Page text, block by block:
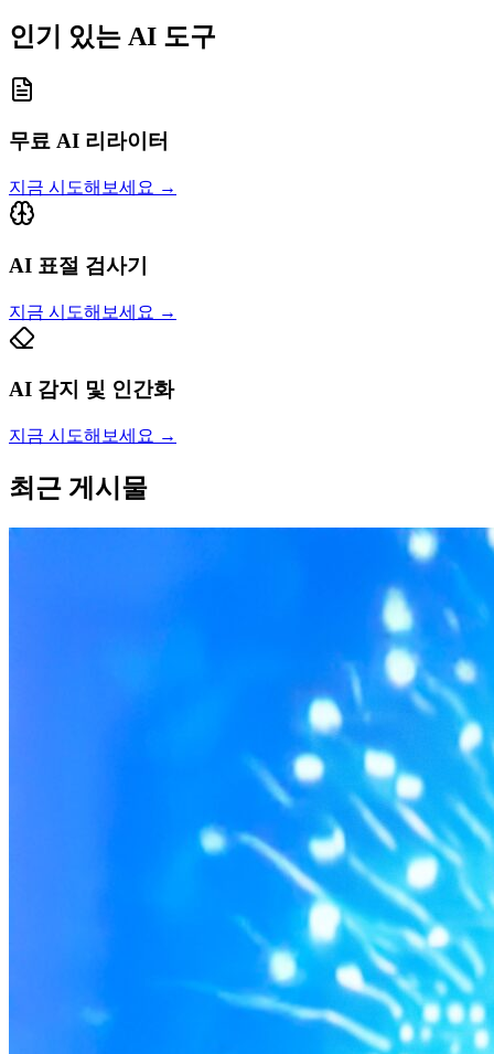
인기 있는 AI 도구
무료 AI 리라이터
지금 시도해보세요 →
AI 표절 검사기
지금 시도해보세요 →
AI 감지 및 인간화
지금 시도해보세요 →
최근 게시물